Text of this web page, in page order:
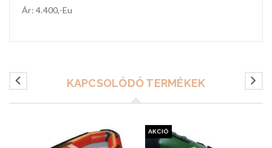
Ár: 4.400,-Eu
KAPCSOLÓDÓ TERMÉKEK
AKCIÓ